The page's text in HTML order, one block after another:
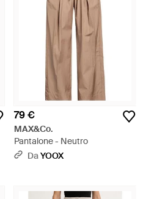
79 €
MAX&Co.
Pantalone - Neutro
DaYOOX